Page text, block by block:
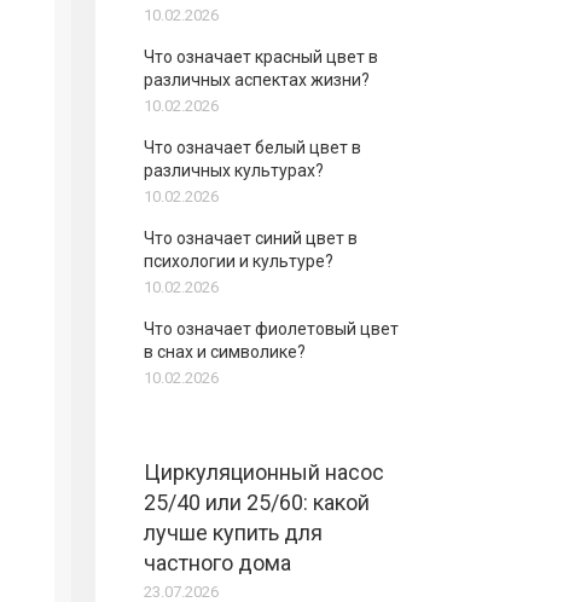
10.02.2026
Что означает красный цвет в
различных аспектах жизни?
10.02.2026
Что означает белый цвет в
различных культурах?
10.02.2026
Что означает синий цвет в
психологии и культуре?
10.02.2026
Что означает фиолетовый цвет
в снах и символике?
10.02.2026
Циркуляционный насос
25/40 или 25/60: какой
лучше купить для
частного дома
23.07.2026